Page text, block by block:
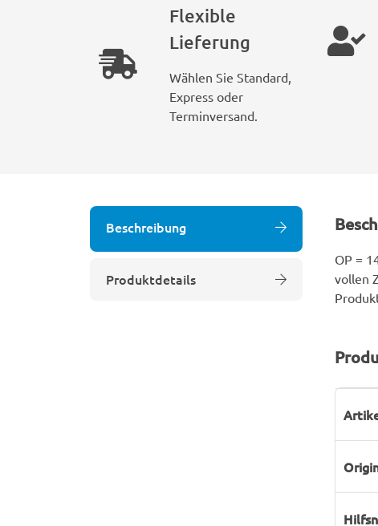
Flexible
Lieferung
Wählen Sie Standard,
Express oder
Terminversand.
Beschreibung
Produktdetails
OP =
vollen